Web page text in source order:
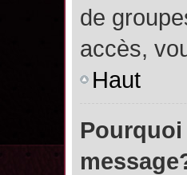
de
accès,
Haut